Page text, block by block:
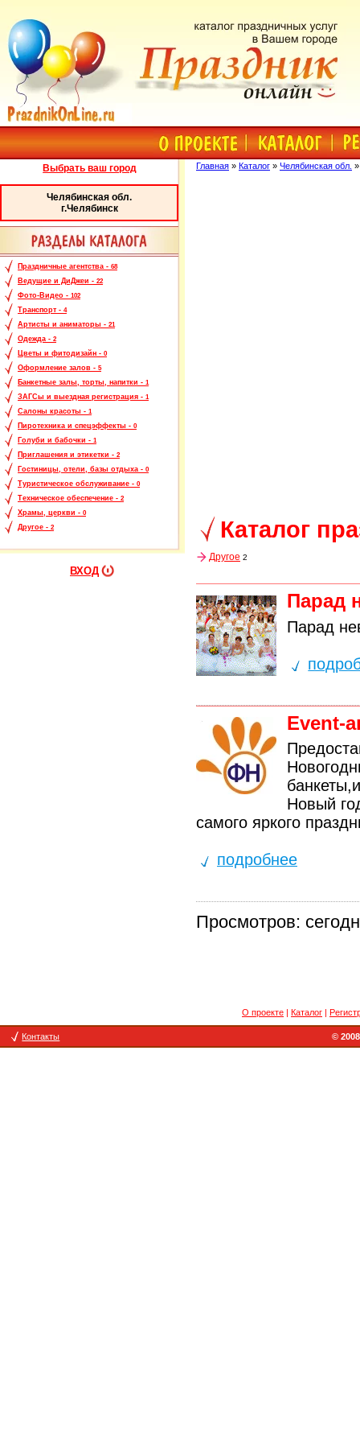
Выбрать ваш город
Челябинская обл.
г.Челябинск
Праздничные агентства - 68
Ведущие и ДиДжеи - 22
Фото-Видео - 102
Транспорт - 4
Артисты и аниматоры - 21
Одежда - 2
Цветы и фитодизайн - 0
Оформление залов - 5
Банкетные залы, торты, напитки - 1
ЗАГСы и выездная регистрация - 1
Салоны красоты - 1
Пиротехника и спецэффекты - 0
Голуби и бабочки - 1
Приглашения и этикетки - 2
Гостиницы, отели, базы отдыха - 0
Туристическое обслуживание - 0
Техническое обеспечение - 2
Храмы, церкви - 0
Другое - 2
ВХОД
Главная » Каталог » Челябинская обл.
Каталог
Другое 2
Парад
Парад
Event-
Новый
самого яркого
подробнее
Просмотров:
О проекте Каталог
Контакты ©